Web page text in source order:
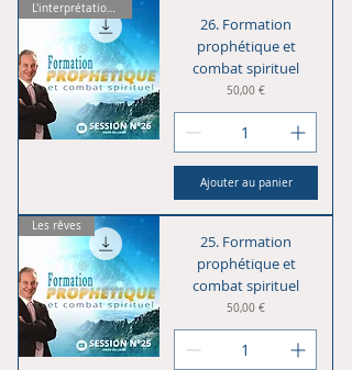
L'interprétation des rêves
26. Formation
prophétique et
combat spirituel
Prix
50,00 €
Ajouter au panier
Les rêves
25. Formation
prophétique et
combat spirituel
Prix
50,00 €